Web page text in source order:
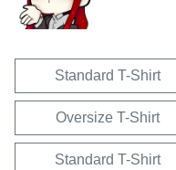
Standard T-Shirt
Oversize T-Shirt
Standard T-Shirt